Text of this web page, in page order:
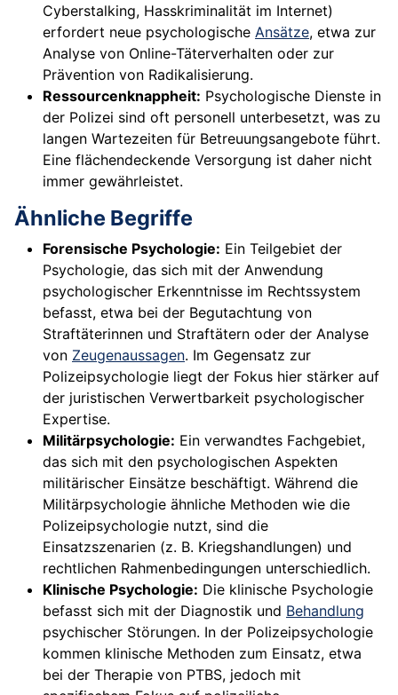
Cyberstalking, Hasskriminalität im Internet)
erfordert neue psychologische Ansätze, etwa zur
Analyse von Online-Täterverhalten oder zur
Prävention von Radikalisierung.
Ressourcenknappheit: Psychologische Dienste in
der Polizei sind oft personell unterbesetzt, was zu
langen Wartezeiten für Betreuungsangebote führt.
Eine flächendeckende Versorgung ist daher nicht
immer gewährleistet.
Ähnliche Begriffe
Forensische Psychologie: Ein Teilgebiet der
Psychologie, das sich mit der Anwendung
psychologischer Erkenntnisse im Rechtssystem
befasst, etwa bei der Begutachtung von
Straftäterinnen und Straftätern oder der Analyse
von Zeugenaussagen. Im Gegensatz zur
Polizeipsychologie liegt der Fokus hier stärker auf
der juristischen Verwertbarkeit psychologischer
Expertise.
Militärpsychologie: Ein verwandtes Fachgebiet,
das sich mit den psychologischen Aspekten
militärischer Einsätze beschäftigt. Während die
Militärpsychologie ähnliche Methoden wie die
Polizeipsychologie nutzt, sind die
Einsatzszenarien (z. B. Kriegshandlungen) und
rechtlichen Rahmenbedingungen unterschiedlich.
Klinische Psychologie: Die klinische Psychologie
befasst sich mit der Diagnostik und Behandlung
psychischer Störungen. In der Polizeipsychologie
kommen klinische Methoden zum Einsatz, etwa
bei der Therapie von PTBS, jedoch mit